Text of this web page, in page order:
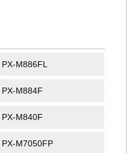
PX-M886FL
PX-M884F
PX-M840F
PX-M7050FP